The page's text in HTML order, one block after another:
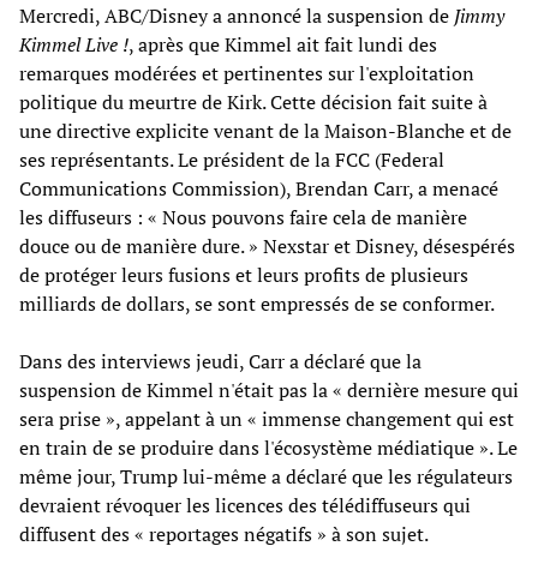
Mercredi, ABC/Disney a annoncé la suspension de Jimmy
Kimmel Live !, après que Kimmel ait fait lundi des
remarques modérées et pertinentes sur l'exploitation
politique du meurtre de Kirk. Cette décision fait suite à
une directive explicite venant de la Maison-Blanche et de
ses représentants. Le président de la FCC (Federal
Communications Commission), Brendan Carr, a menacé
les diffuseurs : « Nous pouvons faire cela de manière
douce ou de manière dure. » Nexstar et Disney, désespérés
de protéger leurs fusions et leurs profits de plusieurs
milliards de dollars, se sont empressés de se conformer.
Dans des interviews jeudi, Carr a déclaré que la
suspension de Kimmel n'était pas la « dernière mesure qui
sera prise », appelant à un « immense changement qui est
en train de se produire dans l'écosystème médiatique ». Le
même jour, Trump lui-même a déclaré que les régulateurs
devraient révoquer les licences des télédiffuseurs qui
diffusent des « reportages négatifs » à son sujet.